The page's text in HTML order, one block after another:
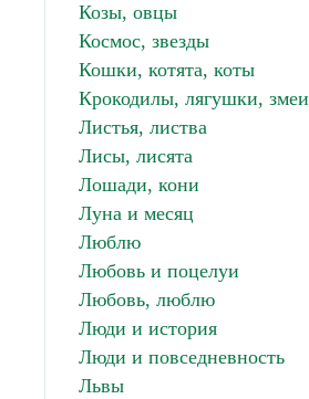
Козы, овцы
Космос, звезды
Кошки, котята, коты
Крокодилы, лягушки, змеи
Листья, листва
Лисы, лисята
Лошади, кони
Луна и месяц
Люблю
Любовь и поцелуи
Любовь, люблю
Люди и история
Люди и повседневность
Львы